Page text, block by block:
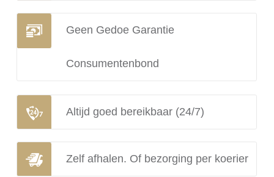
Geen Gedoe Garantie
Consumentenbond
Altijd goed bereikbaar (24/7)
Zelf afhalen. Of bezorging per koerier